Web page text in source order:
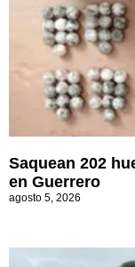
Saquean 202
en Guerrero
agosto 5, 2026